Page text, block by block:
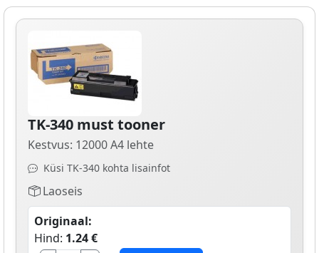
TK-340 must tooner
Kestvus: 12000 A4 lehte
Küsi TK-340 kohta lisainfot
Laoseis
Originaal:
Hind: 1.24 €